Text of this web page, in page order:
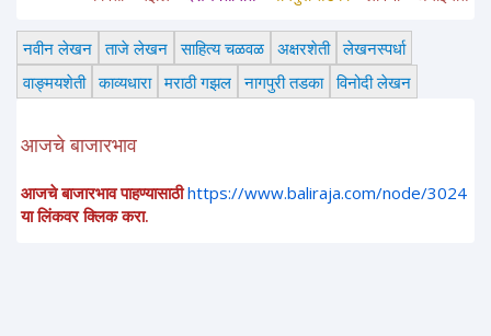
नवीन लेखन ताजे लेखन साहित्य चळवळ अक्षरशेती लेखनस्पर्धा
वाङ्मयशेती काव्यधारा मराठी गझल नागपुरी तडका विनोदी लेखन
आजचे बाजारभाव
आजचे बाजारभाव पाहण्यासाठी https://www.baliraja.com/node/3024
या लिंकवर क्लिक करा.